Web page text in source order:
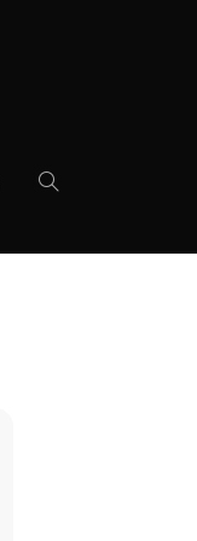
WEBSITE-